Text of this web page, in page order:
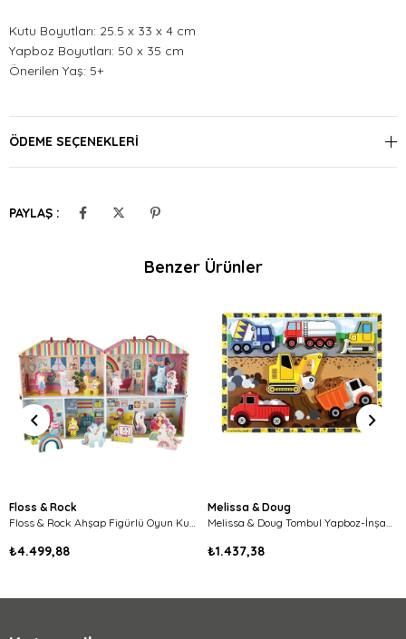
Kutu Boyutları: 25.5 x 33 x 4 cm
Yapboz Boyutları: 50 x 35 cm
Önerilen Yaş: 5+
ÖDEME SEÇENEKLERI
PAYLAŞ :
Benzer Ürünler
Floss & Rock
₺4.499,88
Melissa & Doug
₺1.437,38